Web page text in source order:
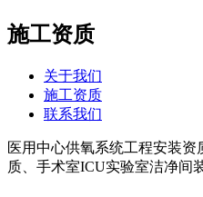
施工资质
关于我们
施工资质
联系我们
医用中心供氧系统工程安装
质、手术室ICU实验室洁净间